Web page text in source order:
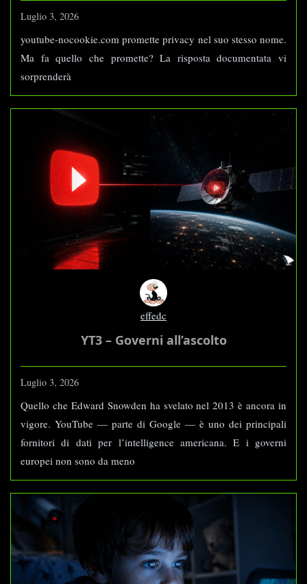
Luglio 3, 2026
youtube-nocookie.com promette privacy nel suo stesso nome.
Ma fa quello che promette? La risposta documentata vi
sorprenderà
effedc
YT3 – Governi all’ascolto
Luglio 3, 2026
Quello che Edward Snowden ha svelato nel 2013 è ancora in
vigore. YouTube — parte di Google — è uno dei principali
fornitori di dati per l’intelligence americana. E i governi
europei non sono da meno